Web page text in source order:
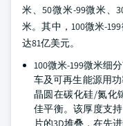
米、50微米-99微米、
米。其中，100微米-
达81亿美元。
100微米-199微米细
车及可再生能源用
晶圆在碳化硅/氮化
佳平衡。该厚度支
片的3D堆叠，在先